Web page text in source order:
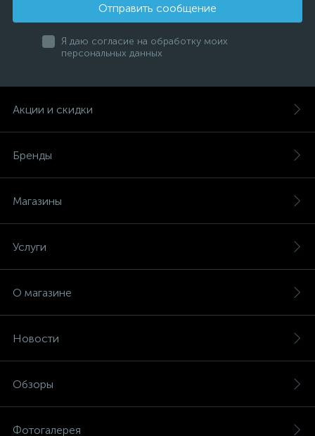
Отправить сообщение
Я даю согласие на обработку моих
персональных данных
Акции и скидки
Бренды
Магазины
Услуги
О магазине
Новости
Обзоры
Фотогалерея